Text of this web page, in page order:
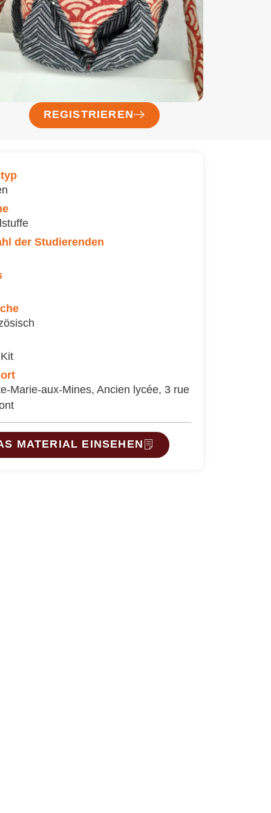
REGISTRIEREN
der Studierenden
Marie-aux-Mines, Ancien lycée, 3 rue
MATERIAL EINSEHEN